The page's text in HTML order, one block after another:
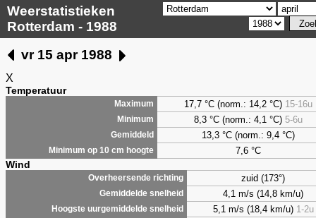
Weerstatistieken
Rotterdam - 1988
vr 15 apr 1988
X
Temperatuur
Maximum 17,7 °C (norm.: 14,2 °C) 15-16u
Minimum 8,3 °C (norm.: 4,1 °C) 5-6u
Gemiddeld 13,3 °C (norm.: 9,4 °C)
Minimum op 10 cm hoogte 7,6 °C
Wind
Overheersende richting zuid (173°)
Gemiddelde snelheid 4,1 m/s (14,8 km/u)
Hoogste uurgemiddelde snelheid 5,1 m/s (18,4 km/u) 1-2u